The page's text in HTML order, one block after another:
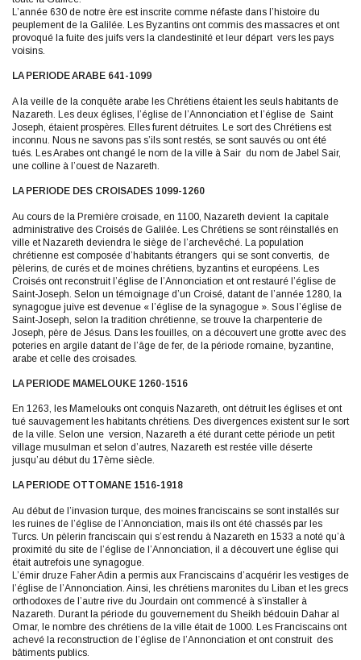
L’année 630 de notre ère est inscrite comme néfaste dans l’histoire du
peuplement de la Galilée. Les Byzantins ont commis des massacres et ont
provoqué la fuite des juifs vers la clandestinité et leur départ vers les pays
voisins.
LA PERIODE ARABE 641-1099
A la veille de la conquête arabe les Chrétiens étaient les seuls habitants de
Nazareth. Les deux églises, l’église de l’Annonciation et l’église de Saint
Joseph, étaient prospères. Elles furent détruites. Le sort des Chrétiens est
inconnu. Nous ne savons pas s’ils sont restés, se sont sauvés ou ont été
tués. Les Arabes ont changé le nom de la ville à Sair du nom de Jabel Sair,
une colline à l’ouest de Nazareth.
LA PERIODE DES CROISADES 1099-1260
Au cours de la Première croisade, en 1100, Nazareth devient la capitale
administrative des Croisés de Galilée. Les Chrétiens se sont réinstallés en
ville et Nazareth deviendra le siège de l’archevêché. La population
chrétienne est composée d’habitants étrangers qui se sont convertis, de
pèlerins, de curés et de moines chrétiens, byzantins et européens. Les
Croisés ont reconstruit l’église de l’Annonciation et ont restauré l’église de
Saint-Joseph. Selon un témoignage d’un Croisé, datant de l’année 1280, la
synagogue juive est devenue « l’église de la synagogue ». Sous l’église de
Saint-Joseph, selon la tradition chrétienne, se trouve la charpenterie de
Joseph, père de Jésus. Dans les fouilles, on a découvert une grotte avec des
poteries en argile datant de l’âge de fer, de la période romaine, byzantine,
arabe et celle des croisades.
LA PERIODE MAMELOUKE 1260-1516
En 1263, les Mamelouks ont conquis Nazareth, ont détruit les églises et ont
tué sauvagement les habitants chrétiens. Des divergences existent sur le sort
de la ville. Selon une version, Nazareth a été durant cette période un petit
village musulman et selon d’autres, Nazareth est restée ville déserte
jusqu’au début du 17ème siècle.
LA PERIODE OTTOMANE 1516-1918
Au début de l’invasion turque, des moines franciscains se sont installés sur
les ruines de l’église de l’Annonciation, mais ils ont été chassés par les
Turcs. Un pèlerin franciscain qui s’est rendu à Nazareth en 1533 a noté qu’à
proximité du site de l’église de l’Annonciation, il a découvert une église qui
était autrefois une synagogue.
L’émir druze Faher Adin a permis aux Franciscains d’acquérir les vestiges de
l’église de l’Annonciation. Ainsi, les chrétiens maronites du Liban et les grecs
orthodoxes de l’autre rive du Jourdain ont commencé à s’installer à
Nazareth. Durant la période du gouvernement du Sheikh bédouin Dahar al
Omar, le nombre des chrétiens de la ville était de 1000. Les Franciscains ont
achevé la reconstruction de l’église de l’Annonciation et ont construit des
bâtiments publics.